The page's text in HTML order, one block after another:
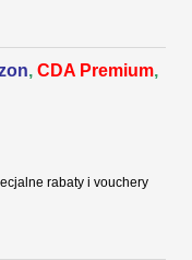
, CDA Premium,
rabaty i vouchery